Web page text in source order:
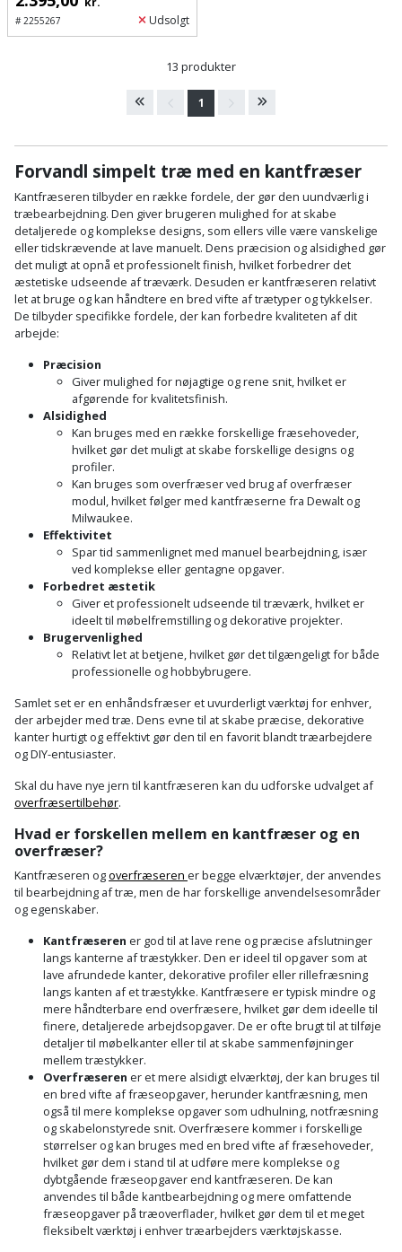
WinWin
plader
Savbuk
Skruestik
Skruetrækker
Skruetvinge
Slibeartikler
Smøring
og
rustopløser
Soldater
teleskopstøtte
Stålbørste
Stemmejern
Stige
Tænger
Tagpapbrænder
Tapetværktøj
Tommestok
Tømrervinkel
aftrækker
Værktøjskasse
og
opbevaring
Værktøjssæt
Vaterpas
Kompressor
Limpistol
Linjelaser
Loddekolbe
Luftværktøj
Måleinstrumenter
Malersprøjte
Mejselhammer
Multicutter
Multicuttertilbehør
Multisliber
Nedbrydningshammer
Overfræser
Overfræsertilbehør
Polermaskine
Rillefræser
Røreværk
Rotationslaser
Rundsav
Rystepudser
Rystepudsertilbehør
Slagboremaskine
Slagnøgle
Slagnøgletilbehør
Slagskruetrækker
Slibemaskine
Lommelygte
Pavillon
Personlig
pleje
Plantekasser
Postkasse
Postkassestander
Prepping
Presenning
Redskabsskur
Rengøring
Sikkerhed
hjemmet
Skadedyrsbekæmpelse
Skraldespandsskjuler
Skydelåge
Støttemur
Støvsuger
Strygejern
Terrassevarmer
Tømidler
Tørrestativ
Trappevanger
Udebruser
afskærmning
Varme
Varmepumpeskjuler
#2255267 Udsolgt
13 produkter
1
Forvandl simpelt træ med en kantfræser
Kantfræseren tilbyder en række fordele, der gør den uundværlig i
træbearbejdning. Den giver brugeren mulighed for at skabe
detaljerede og komplekse designs, som ellers ville være vanskelige
eller tidskrævende at lave manuelt. Dens præcision og alsidighed gør
det muligt at opnå et professionelt finish, hvilket forbedrer det
æstetiske udseende af træværk. Desuden er kantfræseren relativt
let at bruge og kan håndtere en bred vifte af trætyper og tykkelser.
De tilbyder specifikke fordele, der kan forbedre kvaliteten af dit
arbejde:
Præcision
Giver mulighed for nøjagtige og rene snit, hvilket er
afgørende for kvalitetsfinish.
Alsidighed
Kan bruges med en række forskellige fræsehoveder,
hvilket gør det muligt at skabe forskellige designs og
profiler.
Kan bruges som overfræser ved brug af overfræser
modul, hvilket følger med kantfræserne fra Dewalt og
Milwaukee.
Effektivitet
Spar tid sammenlignet med manuel bearbejdning, især
ved komplekse eller gentagne opgaver.
Forbedret æstetik
Giver et professionelt udseende til træværk, hvilket er
ideelt til møbelfremstilling og dekorative projekter.
Brugervenlighed
Relativt let at betjene, hvilket gør det tilgængeligt for både
professionelle og hobbybrugere.
Samlet set er en enhåndsfræser et uvurderligt værktøj for enhver,
der arbejder med træ. Dens evne til at skabe præcise, dekorative
kanter hurtigt og effektivt gør den til en favorit blandt træarbejdere
og DIY-entusiaster.
Skal du have nye jern til kantfræseren kan du udforske udvalget af
overfræsertilbehør.
Hvad er forskellen mellem en kantfræser og en
overfræser?
Kantfræseren ogoverfræseren er begge elværktøjer, der anvendes
til bearbejdning af træ, men de har forskellige anvendelsesområder
og egenskaber.
Kantfræseren er god til at lave rene og præcise afslutninger
langs kanterne af træstykker. Den er ideel til opgaver som at
lave afrundede kanter, dekorative profiler eller rillefræsning
langs kanten af et træstykke. Kantfræsere er typisk mindre og
mere håndterbare end overfræsere, hvilket gør dem ideelle til
finere, detaljerede arbejdsopgaver. De er ofte brugt til at tilføje
detaljer til møbelkanter eller til at skabe sammenføjninger
mellem træstykker.
Overfræseren er et mere alsidigt elværktøj, der kan bruges til
en bred vifte af fræseopgaver, herunder kantfræsning, men
også til mere komplekse opgaver som udhulning, notfræsning
og skabelonstyrede snit. Overfræsere kommer i forskellige
størrelser og kan bruges med en bred vifte af fræsehoveder,
hvilket gør dem i stand til at udføre mere komplekse og
dybtgående fræseopgaver end kantfræseren. De kan
anvendes til både kantbearbejdning og mere omfattende
fræseopgaver på træoverflader, hvilket gør dem til et meget
fleksibelt værktøj i enhver træarbejders værktøjskasse.